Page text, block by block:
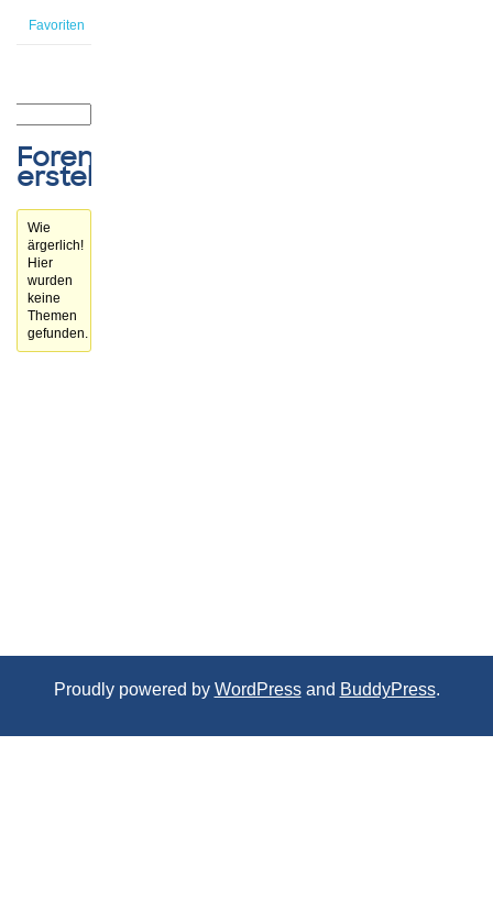
Favoriten
Forenthemen
erstellt
Wie
ärgerlich!
Hier
wurden
keine
Themen
gefunden.
Proudly powered by WordPressand BuddyPress.